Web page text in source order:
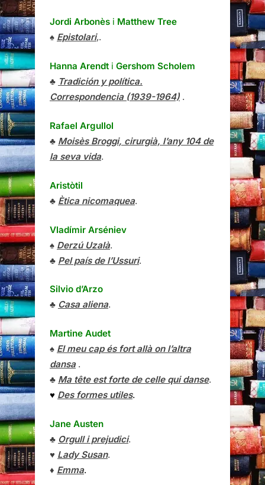
Jordi Arbonès i Matthew Tree
♠ Epistolari,.
Hanna Arendt i Gershom Scholem
♣ Tradición y política.
Correspondencia (1939-1964) .
Rafael Argullol
♣ Moisès Broggi, cirurgià, l’any 104 de
la seva vida.
Aristòtil
♣ Ètica nicomaquea.
Vladímir Arséniev
♠ Derzú Uzalà.
♣ Pel país de l’Ussuri.
Silvio d’Arzo
♣ Casa aliena.
Martine Audet
♠ El meu cap és fort allà on l’altra
dansa.
♣ Ma tête est forte de celle qui danse.
♥ Des formes utiles.
Jane Austen
♣ Orgull i prejudici.
♥ Lady Susan.
♦ Emma.